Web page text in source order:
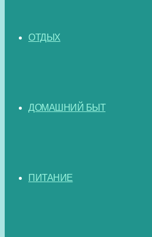
ОТДЫХ
ДОМАШНИЙ БЫТ
ПИТАНИЕ